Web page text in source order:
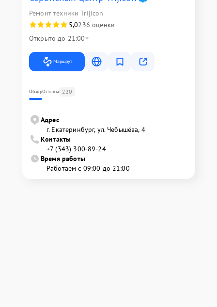
Ремонт техники Trijicon
5,0236 оценки
Открыто до 21:00
Маршрут
ОбзорОтзывы 220
Адрес
г. Екатеринбург, ул. Чебышёва, 4
Контакты
+7 (343) 300-89-24
Время работы
Работаем с 09:00 до 21:00